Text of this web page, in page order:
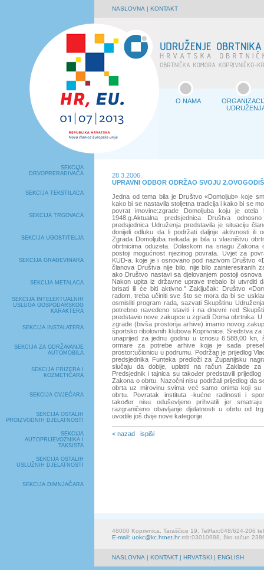
NASLOVNA | KONTAKT
O NAMA
SEKCIJA
DRVOPRERAĐIVAČA
SEKCIJA TEKSTILACA
SEKCIJA TRGOVACA
SEKCIJA UGOSTITELJA
SEKCIJA GRAĐEVINARA
SEKCIJA METALACA
SEKCIJA INTELEKTUALNIH
USLUGA GOSPODARSKOG
KARAKTERA
SEKCIJA INSTALATERA
SEKCIJA ZA ODRŽAVANJE
AUTOMOBILA
SEKCIJA FRIZERA I
KOZMETIČARA
SEKCIJA CVJEĆARA
SEKCIJA OSTALIH
PROIZVODNIH DJELATNOSTI
SEKCIJA
AUTOPRIJEVOZNIKA I
TAKSISTA
SEKCIJA OSTALIH
USLUŽNIH DJELATNOSTI
SEKCIJA DIMNJAČARA
28.3.2006.
UPRAVNI ODBOR ODRŽAO SVOJU
Jedna od tema bila je Društvo «Domoljub» koje
kako bi se nastavila stoljetna tradicija i kako bi se
povrat imovine:zgrade Domoljuba koju je otela
1948.g.Aktualna predsjednica Društva
predsjednica Udruženja predstavila je situaciju
donijeli odluku da li podržati daljnje aktivnosti ili
Zgrada Domoljuba nekada je bila u vlasništvu
obrtnicima oduzeta. Dolaskom na snagu Zakona
postoji mogućnost njezinog povrata. Uvjet za
KUD-a. koje je i osnovano pod nazivom Društvo
članova Društva nije bilo, nije bilo zainteresiranih
ako Društvo nastavi sa djelovanjem postoji
Nakon upita iz državne uprave trebalo bi utvrditi
brisati ili će biti aktivno." Zaključak: Društvo
radom, treba učiniti sve što se mora da bi se
osmisliti program rada, sazvati Skupštinu
potrebno navedeno staviti i na dnevni red
predstavio nove zakupce u zgradi Doma obrtnika: U
zgrade (bivša prostorija arhive) imamo novog
športsko ribolovnih klubova Koprivnice. Sredstva za
unaprijed za jednu godinu u iznosu 6.588,00 kn,
ormare za potrebe arhive koja je sada
prostor:učionicu u podrumu. Podržan je prijedlog
predsjednika Funteka predloži za Županijsku
slučaju da dobije, uplatiti na račun Zaklade za
Predsjednik i tajnica su također predstavili prijedlog
Zakona o obrtu. Nazočni nisu podržali prijedlog da
obrta uz mirovinu svima već samo onima koji su
obrtu. Povratak instituta -kućne radinosti i
također nisu oduševljeno prihvatili jer
razgraničeno obavljanje djelatnosti u obrtu od
uvodile još dvije nove kategorije.
< nazad ispiši
48000 Koprivnica, Taraščice 19, Tel/fax:048/624-206
E-mail: uokc@kc.htnet.hrmb:03010988, žiro račun
NASLOVNA | KONTAKT | HRVATSKI | ENGLISH